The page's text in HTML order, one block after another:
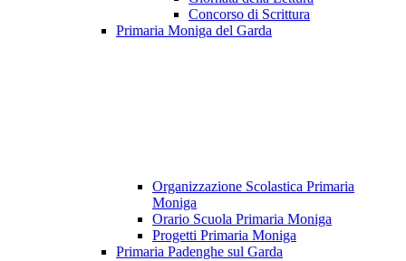
Concorso di Scrittura
Primaria Moniga del Garda
Organizzazione Scolastica Primaria
Moniga
Orario Scuola Primaria Moniga
Progetti Primaria Moniga
Primaria Padenghe sul Garda